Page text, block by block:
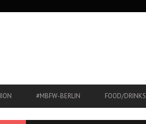
#MBFW-BERLIN FOOD/DRINKS